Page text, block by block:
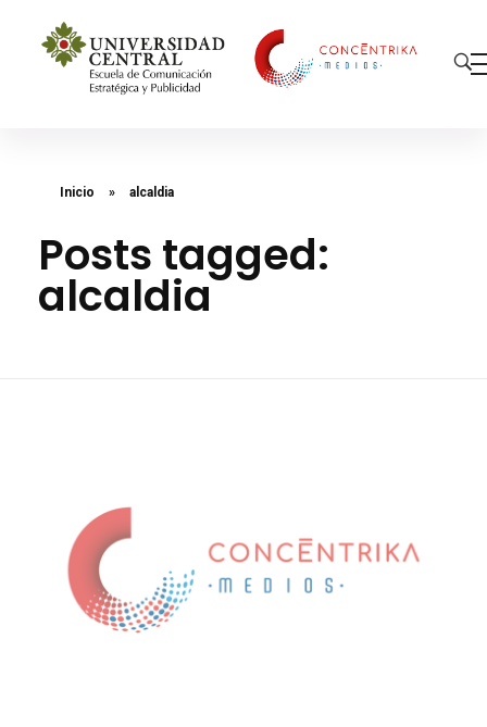
Inicio » alcaldia
Posts tagged:
alcaldia